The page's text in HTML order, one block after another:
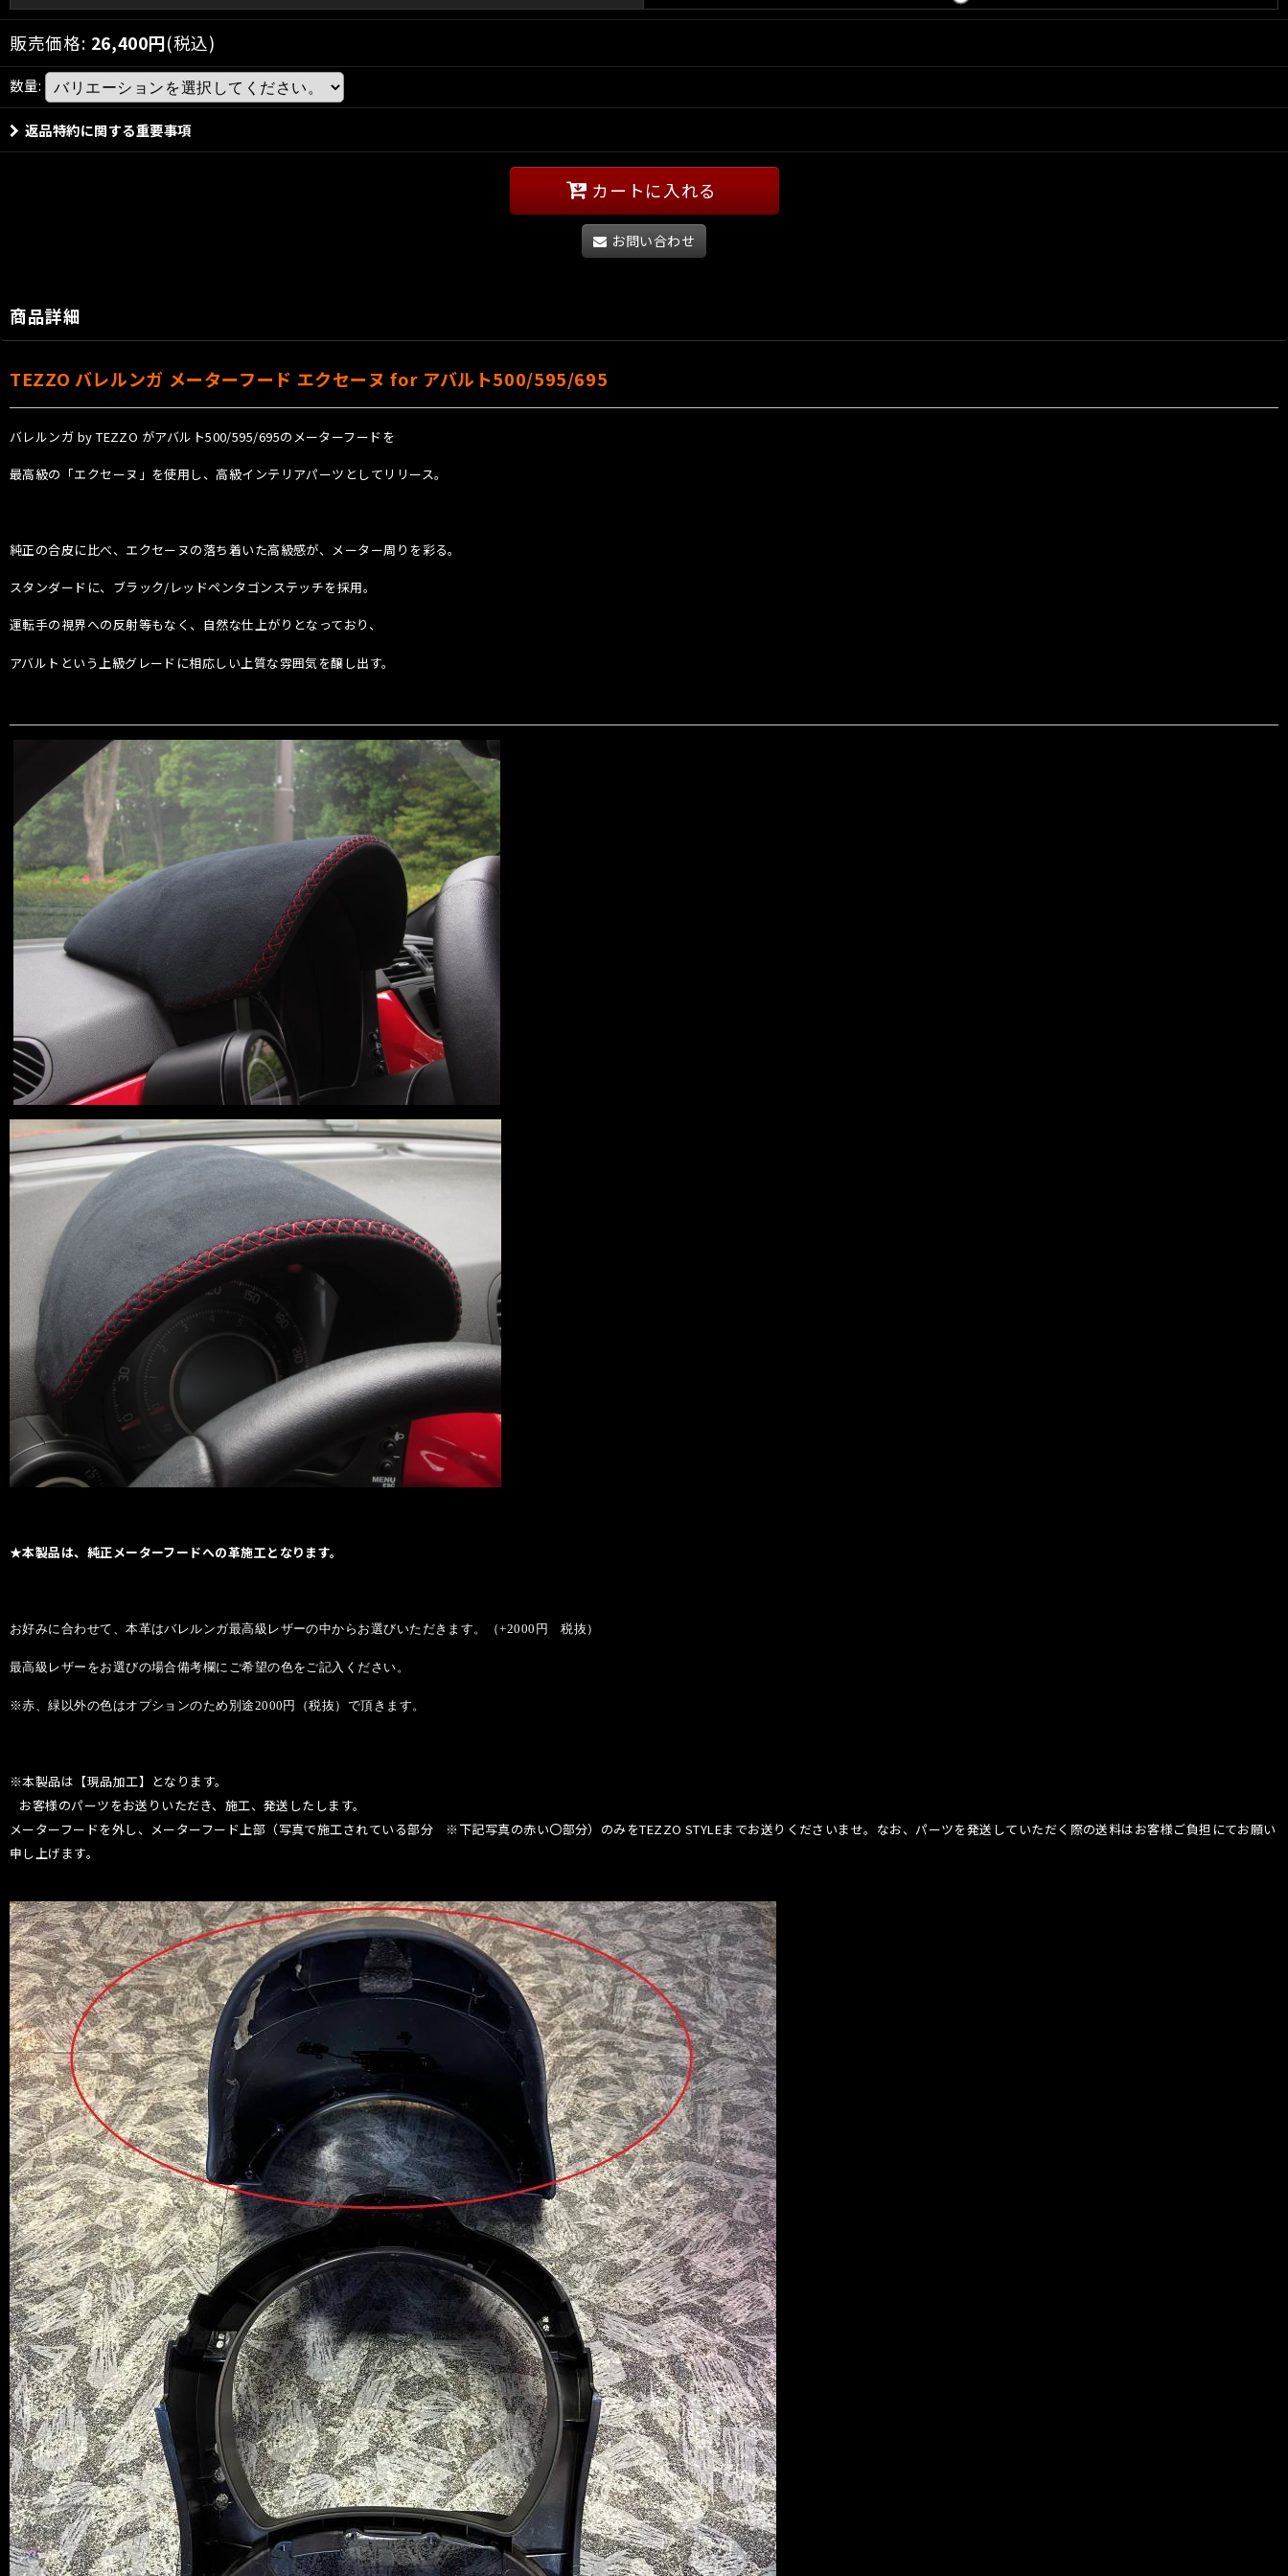
販売価格: 26,400円(税込)
数量:
返品特約に関する重要事項
カートに入れる
お問い合わせ
商品詳細
TEZZO バレルンガ メーターフード エクセーヌ for アバルト500/595/695
バレルンガ by TEZZO がアバルト500/595/695のメーターフードを
最高級の「エクセーヌ」を使用し、高級インテリアパーツとしてリリース。
純正の合皮に比べ、エクセーヌの落ち着いた高級感が、メーター周りを彩る。
スタンダードに、ブラック/レッドペンタゴンステッチを採用。
運転手の視界への反射等もなく、自然な仕上がりとなっており、
アバルトという上級グレードに相応しい上質な雰囲気を醸し出す。
★本製品は、純正メーターフードへの革施工となります。
お好みに合わせて、本革はバレルンガ最高級レザーの中からお選びいただきます。（+2000円 税抜）
最高級レザーをお選びの場合備考欄にご希望の色をご記入ください。
※赤、緑以外の色はオプションのため別途2000円（税抜）で頂きます。
※本製品は【現品加工】となります。
お客様のパーツをお送りいただき、施工、発送したします。
メーターフードを外し、メーターフード上部（写真で施工されている部分 ※下記写真の赤い〇部分）のみをTEZZO STYLEまでお送りくださいませ。なお、パーツを発送していただく際の送料はお客様ご負担にてお願い
申し上げます。